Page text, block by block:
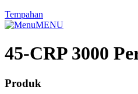
Tempahan
MENU
45-CRP 3000
Produk